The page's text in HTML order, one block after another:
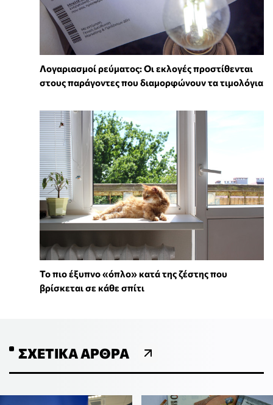
Λογαριασμοί ρεύματος: Οι εκλογές προστίθενται
στους παράγοντες που διαμορφώνουν τα τιμολόγια
To πιο έξυπνο «όπλο» κατά της ζέστης που
βρίσκεται σε κάθε σπίτι
ΣΧΕΤΙΚΆ ΆΡΘΡΑ